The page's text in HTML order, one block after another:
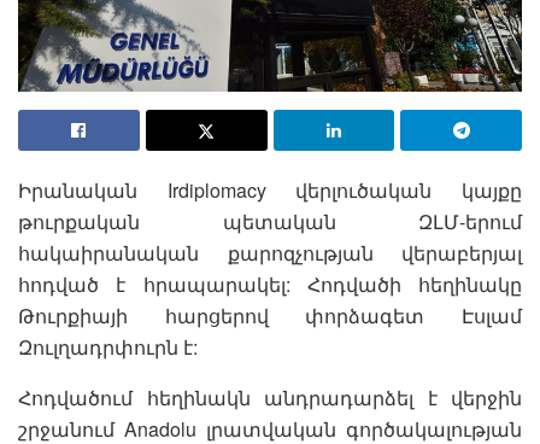
Իրանական Irdiplomacy վերլուծական կայքը
թուրքական պետական ԶԼՄ-երում
հակաիրանական քարոզչության վերաբերյալ
հոդված է հրապարակել: Հոդվածի հեղինակը
Թուրքիայի հարցերով փորձագետ Էսլամ
Զուլղադրփուրն է:
Հոդվածում հեղինակն անդրադարձել է վերջին
շրջանում Anadolu լրատվական գործակալության